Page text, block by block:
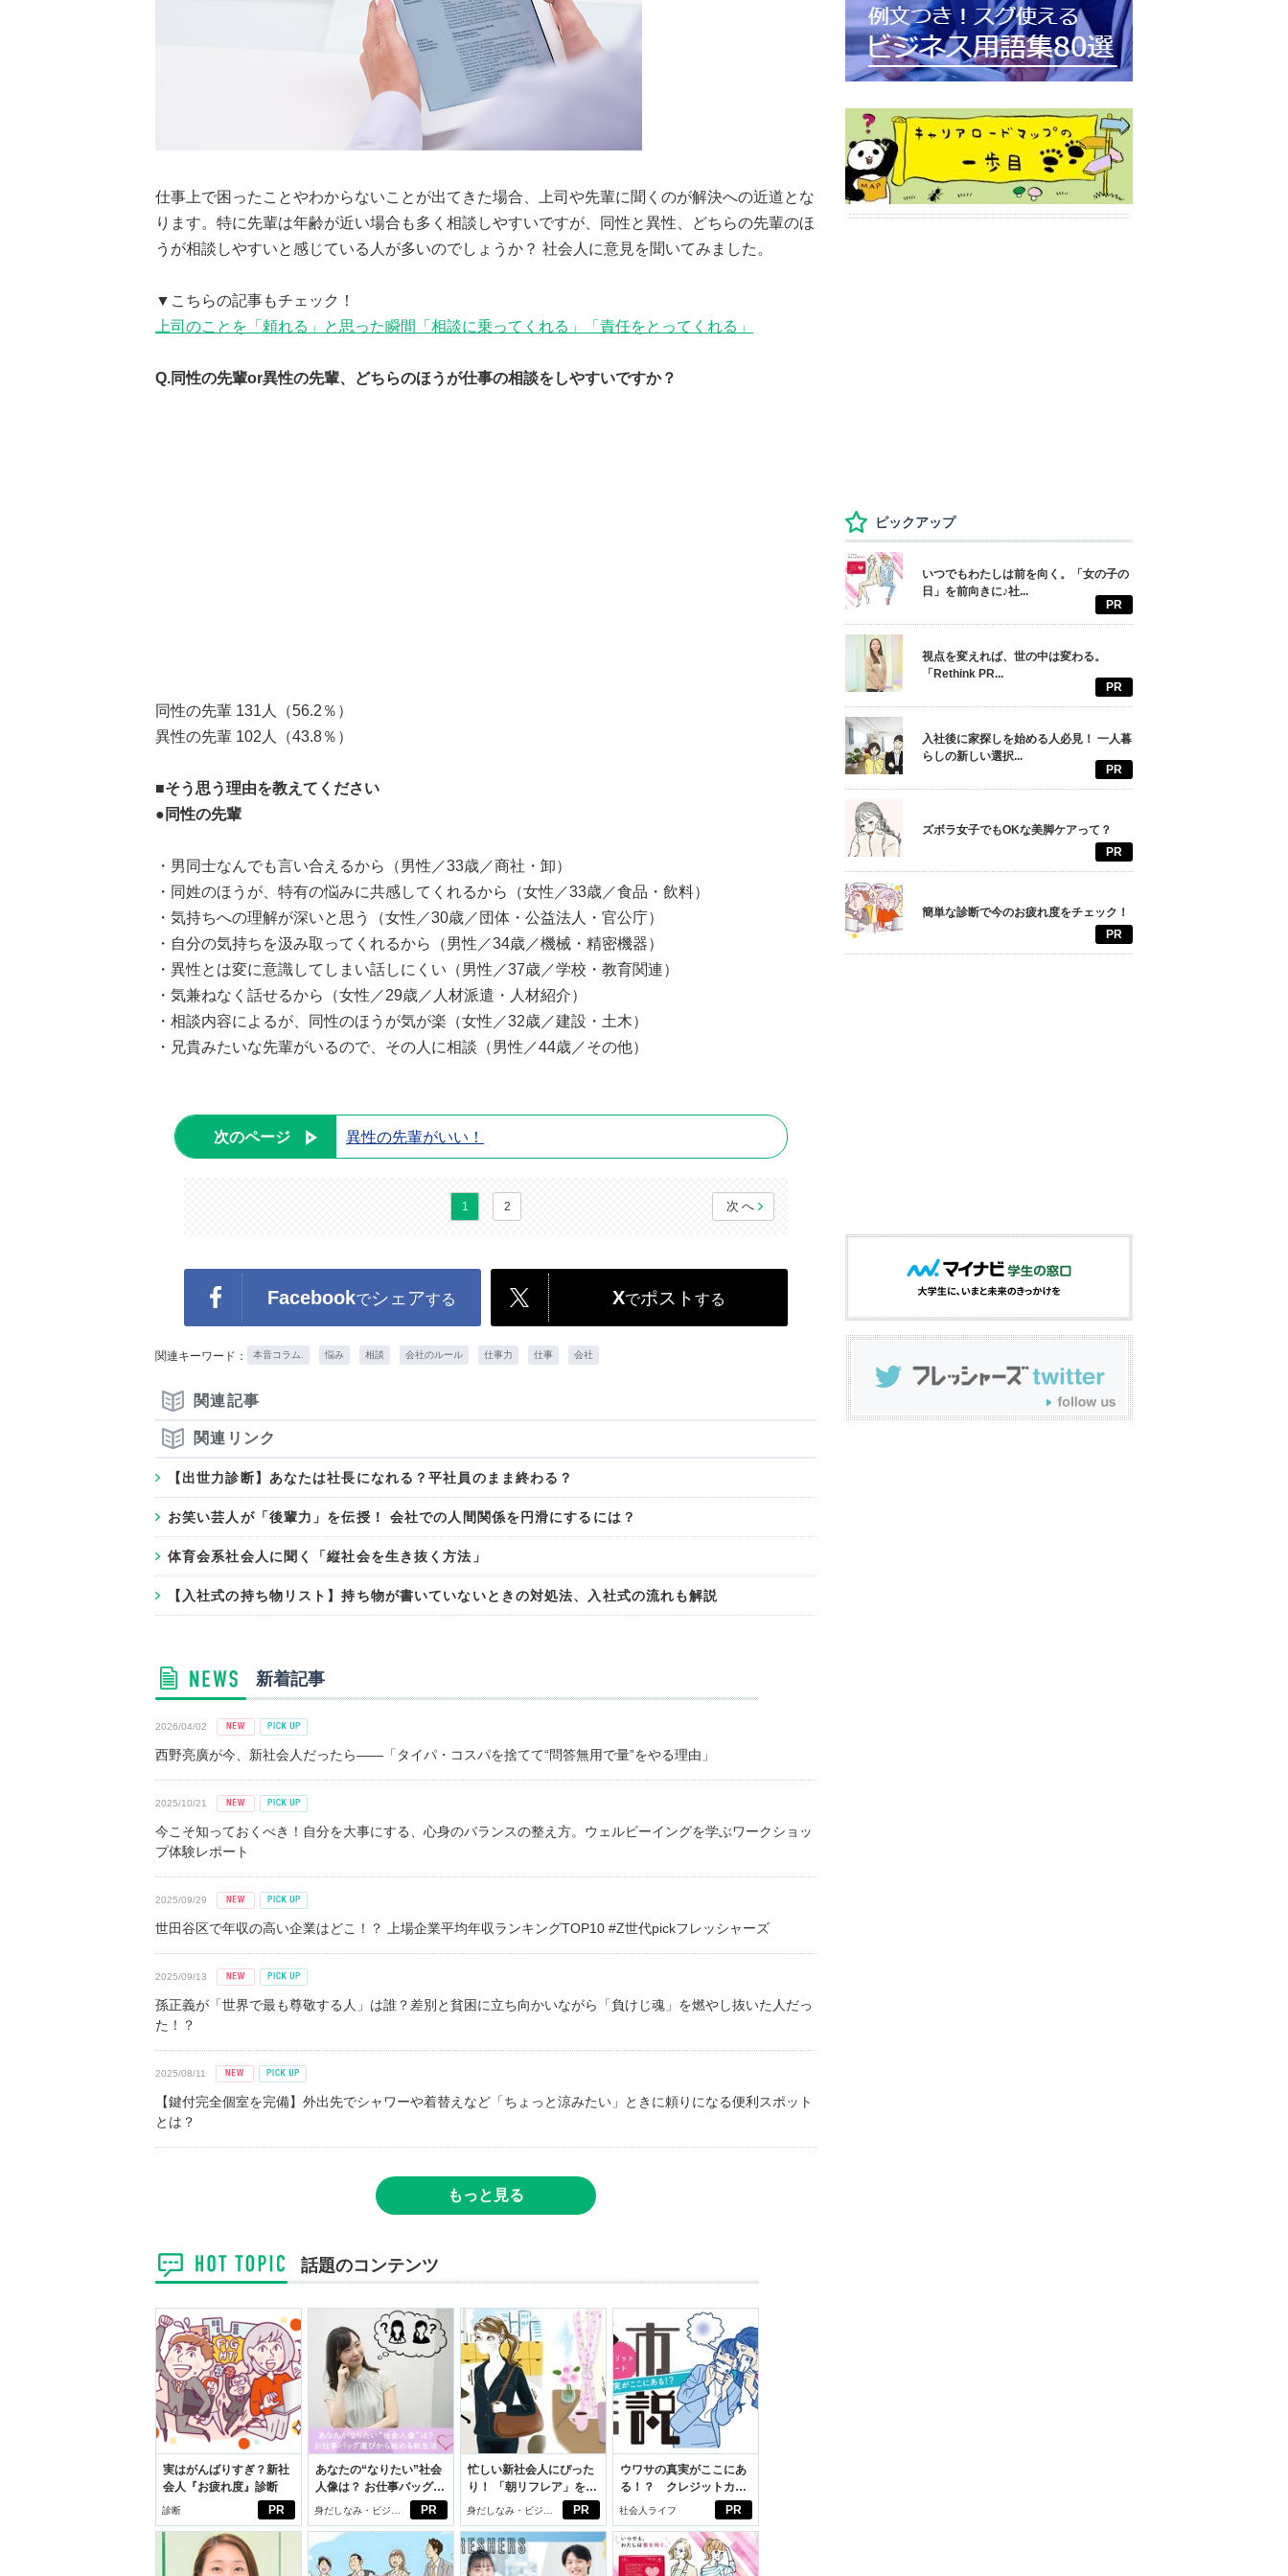
仕事上で困ったことやわからないことが出てきた場合、上司や先輩に聞くのが解決への近道とな
ります。特に先輩は年齢が近い場合も多く相談しやすいですが、同性と異性、どちらの先輩のほ
うが相談しやすいと感じている人が多いのでしょうか？ 社会人に意見を聞いてみました。
▼こちらの記事もチェック！
上司のことを「頼れる」と思った瞬間「相談に乗ってくれる」「責任をとってくれる」
Q.同性の先輩or異性の先輩、どちらのほうが仕事の相談をしやすいですか？
同性の先輩 131人（56.2％）
異性の先輩 102人（43.8％）
■そう思う理由を教えてください
●同性の先輩
・男同士なんでも言い合えるから（男性／33歳／商社・卸）
・同姓のほうが、特有の悩みに共感してくれるから（女性／33歳／食品・飲料）
・気持ちへの理解が深いと思う（女性／30歳／団体・公益法人・官公庁）
・自分の気持ちを汲み取ってくれるから（男性／34歳／機械・精密機器）
・異性とは変に意識してしまい話しにくい（男性／37歳／学校・教育関連）
・気兼ねなく話せるから（女性／29歳／人材派遣・人材紹介）
・相談内容によるが、同性のほうが気が楽（女性／32歳／建設・土木）
・兄貴みたいな先輩がいるので、その人に相談（男性／44歳／その他）
次のページ 異性の先輩がいい！
1 2 次へ
Facebookでシェアする Xでポスト する
関連キーワード： 本音コラム. 悩み 相談 会社のルール 仕事力 仕事 会社
関連記事
関連リンク
【出世力診断】あなたは社長になれる？平社員のまま終わる？
お笑い芸人が「後輩力」を伝授！ 会社での人間関係を円滑にするには？
体育会系社会人に聞く「縦社会を生き抜く方法」
【入社式の持ち物リスト】持ち物が書いていないときの対処法、入社式の流れも解説
新着記事
2026/04/02
西野亮廣が今、新社会人だったら――「タイパ・コスパを捨てて“問答無用で量”をやる理由」
2025/10/21
今こそ知っておくべき！自分を大事にする、心身のバランスの整え方。ウェルビーイングを学ぶワークショッ
プ体験レポート
2025/09/29
世田谷区で年収の高い企業はどこ！？ 上場企業平均年収ランキングTOP10 #Z世代pickフレッシャーズ
2025/09/13
孫正義が「世界で最も尊敬する人」は誰？差別と貧困に立ち向かいながら「負けじ魂」を燃やし抜いた人だっ
た！？
2025/08/11
【鍵付完全個室を完備】外出先でシャワーや着替えなど「ちょっと涼みたい」ときに頼りになる便利スポット
とは？
もっと見る
話題のコンテンツ
PR
実はがんばりすぎ？新社
会人『お疲れ度』診断
診断 PR
あなたの“なりたい”社会
人像は？ お仕事バッグ選
びから始める新生活
身だしなみ・ビジネ
スアイテム
PR
忙しい新社会人にぴった
り！ 「朝リフレア」をは
じめよう。しっかりニオ
イケアして24時間快適。
身だしなみ・ビジネ
スアイテム
PR
ウワサの真実がここにあ
る！？ クレジットカー
ドの都市伝説
社会人ライフ
ピックアップ
いつでもわたしは前を向く。「女の子の
日」を前向きに♪社...
PR
視点を変えれば、世の中は変わる。
「Rethink PR...
PR
入社後に家探しを始める人必見！ 一人暮
らしの新しい選択...
PR
ズボラ女子でもOKな美脚ケアって？
PR
簡単な診断で今のお疲れ度をチェック！
PR